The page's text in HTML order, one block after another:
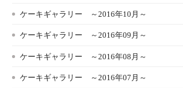
ケーキギャラリー ～2016年10月～
ケーキギャラリー ～2016年09月～
ケーキギャラリー ～2016年08月～
ケーキギャラリー ～2016年07月～